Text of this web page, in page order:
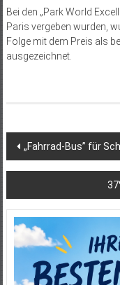
Bei den „Park World
Paris vergeben wurden,
Folge mit dem Preis als
ausgezeichnet.
„Fahrrad-Bus” für